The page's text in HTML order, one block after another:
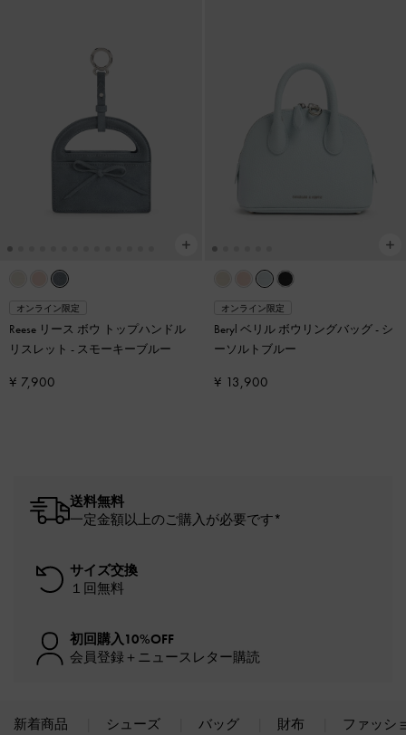
オンライン限定
Reese リース ボウ トップハンドル
リスレット - スモーキーブルー
¥ 7,900
オンライン限定
Beryl ベリル ボウリングバッグ- シ
ーソルトブルー
¥ 13,900
送料無料
一定金額以上のご購入が必要です*
サイズ交換
１回無料
初回購入10%OFF
会員登録＋ニュースレター購読
新着商品 シューズ バッグ 財布 ファッシ